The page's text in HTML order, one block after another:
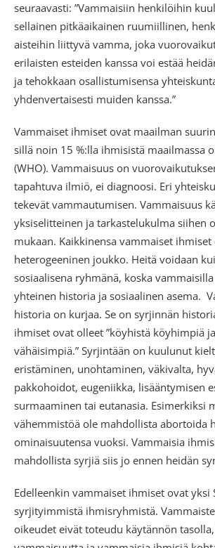
seuraavasti: ”Vammaisiin henkilöihin
sellainen pitkäaikainen ruumiillinen,
aisteihin liittyvä vamma, joka
erilaisten esteiden kanssa voi estää
ja tehokkaan osallistumisensa
yhdenvertaisesti muiden kanssa.”
Vammaiset ihmiset ovat maailman
sillä noin 15 %:lla ihmisistä maailmassa
(WHO). Vammaisuus on
tapahtuva ilmiö, ei diagnoosi. Eri
tekevät vammautumisen. Vammaisuus
yksiselitteinen ja tarkastelukulma siihen
mukaan. Kaikkinensa vammaiset
heterogeeninen joukko. Heitä voidaan
sosiaalisena ryhmänä, koska
yhteinen historia ja sosiaalinen asema.
historia on kurjaa. Se on syrjinnän
ihmiset ovat olleet ”köyhistä köyhimpiä
vähäisimpiä.” Syrjintään on kuulunut
eristäminen, unohtaminen, väkivalta,
pakkohoidot, eugeniikka, lisääntymisen
surmaaminen tai eutanasia. Esimerkiksi
vähemmistöä ole mahdollista abortoida
ominaisuutensa vuoksi. Vammaisia
mahdollista syrjiä siis jo ennen heidän
Edelleenkin vammaiset ihmiset ovat yksi
syrjityimmistä ihmisryhmistä.
oikeudet eivät toteudu käytännön